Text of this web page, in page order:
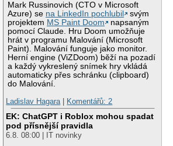
Mark Russinovich (CTO v Microsoft
Azure) se na LinkedIn pochlubil
svým
projektem MS Paint Doom
napsaným
pomocí Claude. Hru Doom umožňuje
hrát v programu Malování (Microsoft
Paint). Malování funguje jako monitor.
Herní engine (ViZDoom) běží na pozadí
a každý vykreslený snímek hry vkládá
automaticky přes schránku (clipboard)
do Malování.
Ladislav Hagara
Komentářů: 2
EK: ChatGPT i Roblox mohou spadat
pod přísnější pravidla
6.8. 08:00 | IT novinky